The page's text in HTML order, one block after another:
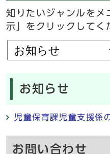
知りたいジャンルをメ
示」をクリックしてく
お知らせ
児童保育課児童支援係
お問い合わせ